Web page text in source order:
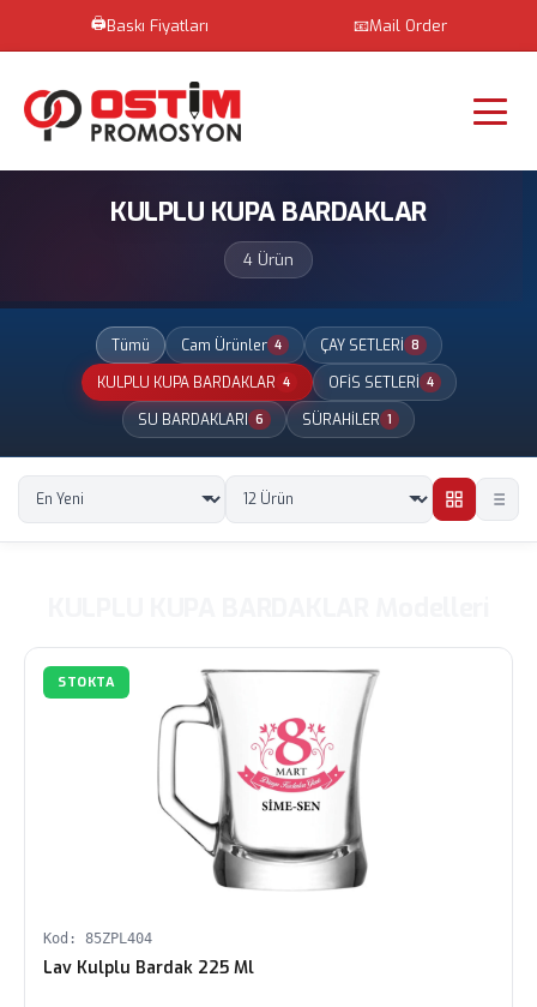
🖨️Baskı Fiyatları 📧Mail Order
KULPLU KUPA BARDAKLAR
4 Ürün
Tümü Cam Ürünler 4 ÇAY SETLERİ 8
KULPLU KUPA BARDAKLAR 4 OFİS SETLERİ 4
SU BARDAKLARI 6 SÜRAHİLER 1
STOKTA
Kod: 85ZPL404
Lav Kulplu Bardak 225 Ml